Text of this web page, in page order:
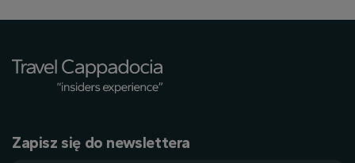
Zapisz się do newslettera